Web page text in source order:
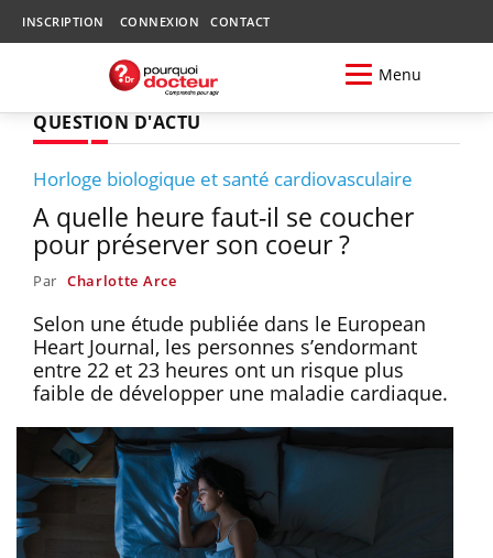
INSCRIPTION CONNEXION CONTACT
Menu
QUESTION D'ACTU
Horloge biologique et santé cardiovasculaire
A quelle heure faut-il se coucher
pour préserver son coeur ?
Par Charlotte Arce
Selon une étude publiée dans le European
Heart Journal, les personnes s’endormant
entre 22 et 23 heures ont un risque plus
faible de développer une maladie cardiaque.